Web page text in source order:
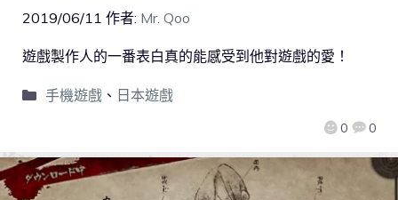
2019/06/11 作者: Mr. Qoo
0 0
遊戲製作人的一番表白真的能感受到他對遊戲的愛！
手機遊戲、 日本遊戲